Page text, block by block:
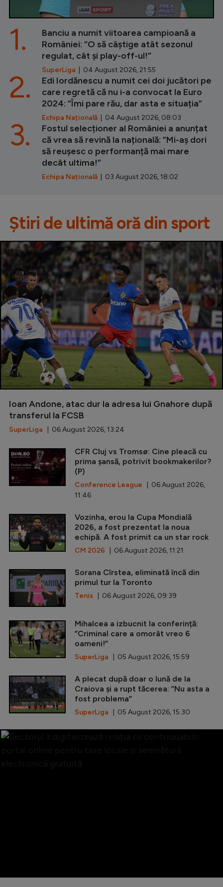
Banciu a numit viitoarea campioană a
României: ”O să câștige atât sezonul
regulat, cât și play-off-ul!”
SuperLiga | 04 August 2026, 21:55
1.
Edi Iordănescu a numit cei doi jucători pe
care regretă că nu i-a convocat la Euro
2024: ”Îmi pare rău, dar asta e situația”
Echipa Națională | 04 August 2026, 08:03
2.
Fostul selecționer al României a anunțat
că vrea să revină la națională: ”Mi-aș dori
să reușesc o performanță mai mare
decât ultima!”
Echipa Națională | 03 August 2026, 18:02
3.
Știri de ultimă oră din sport
Ioan Andone, atac dur la adresa lui Gnahore după
transferul la FCSB
SuperLiga | 06 August 2026, 13:24
CFR Cluj vs Tromsø: Cine pleacă cu
prima șansă, potrivit bookmakerilor?
(P)
Conference League | 06 August 2026,
11:46
Vozinha, erou la Cupa Mondială
2026, a fost prezentat la noua
echipă. A fost primit ca un star rock
CM 2026 | 06 August 2026, 11:21
Sorana Cîrstea, eliminată încă din
primul tur la Toronto
Tenis | 06 August 2026, 09:39
Mihalcea a izbucnit la conferință:
”Criminal care a omorât vreo 6
oameni!”
SuperLiga | 05 August 2026, 15:59
A plecat după doar o lună de la
Craiova și a rupt tăcerea: ”Nu asta a
fost problema”
SuperLiga | 05 August 2026, 15:30